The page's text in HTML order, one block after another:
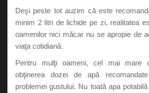
Deşi peste tot auzim că este
minim 2 litri de lichide pe zi, realitatea
oamenilor nici măcar nu se apropie de
viaţa cotidiană.
Pentru mulţi oameni, cel mai mare
obţinerea dozei de apă
problemei gustului. Nu toată apa